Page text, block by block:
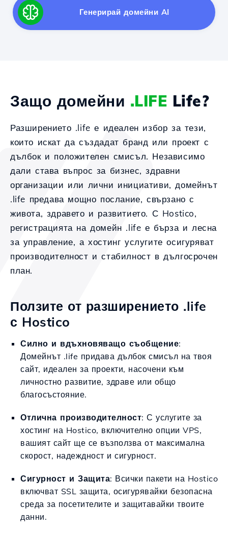
Генерирай домейни AI
Защо домейни .LIFE Life?
Разширението .life е идеален избор за тези,
които искат да създадат бранд или проект с
дълбок и положителен смисъл. Независимо
дали става въпрос за бизнес, здравни
организации или лични инициативи, домейнът
.life предава мощно послание, свързано с
живота, здравето и развитието. С Hostico,
регистрацията на домейн .life е бърза и лесна
за управление, а хостинг услугите осигуряват
производителност и стабилност в дългосрочен
план.
Ползите от разширението .life
с Hostico
Силно и вдъхновяващо съобщение:
Домейнът .life придава дълбок смисъл на твоя
сайт, идеален за проекти, насочени към
личностно развитие, здраве или общо
благосъстояние.
Отлична производителност: С услугите за
хостинг на Hostico, включително опции VPS,
вашият сайт ще се възползва от максимална
скорост, надеждност и сигурност.
Сигурност и Защита: Всички пакети на Hostico
включват SSL защита, осигурявайки безопасна
среда за посетителите и защитавайки твоите
данни.